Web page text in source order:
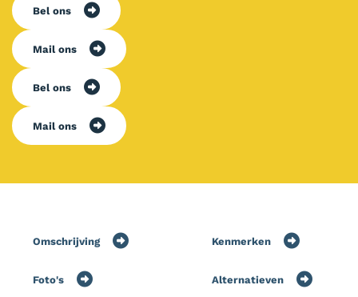
Bel ons
Mail ons
Bel ons
Mail ons
Omschrijving Kenmerken
Foto's Alternatieven